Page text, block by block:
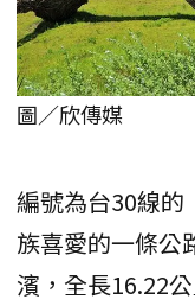
圖／欣傳媒
編號為台30線的
族喜愛的一條公
濱，全長16.22